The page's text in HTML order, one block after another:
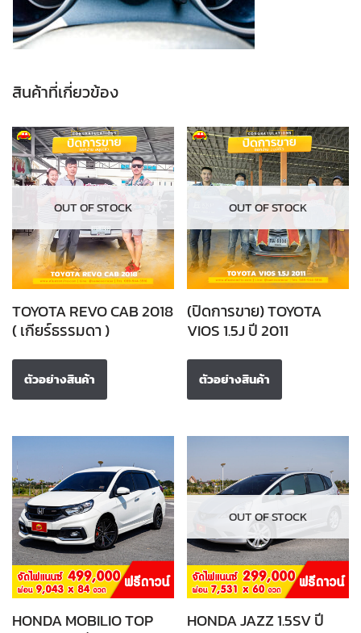
สินค้าที่เกี่ยวข้อง
OUT OF STOCK
TOYOTA REVO CAB 2018
( เกียร์ธรรมดา )
ตัวอย่างสินค้า
OUT OF STOCK
(ปิดการขาย) TOYOTA
VIOS 1.5J ปี 2011
ตัวอย่างสินค้า
HONDA MOBILIO TOP
OUT OF STOCK
HONDA JAZZ 1.5SV ปี